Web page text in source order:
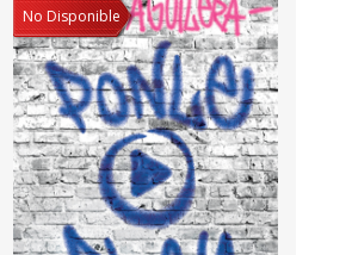
No Disponible